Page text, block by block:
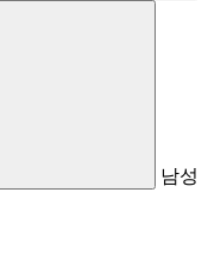
남성